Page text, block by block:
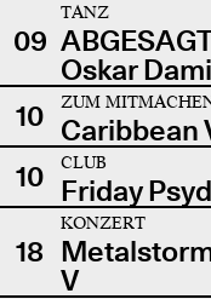
09
TANZ
Oskar
10
ZUM
Caribbean
10
CLUB
Friday
18
KONZERT
V